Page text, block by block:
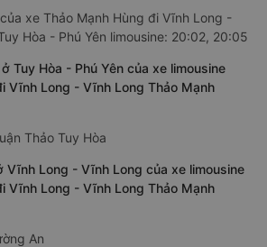
xe Thảo Mạnh Hùng đi Vĩnh Long -
Hòa - Phú Yên limousine: 20:02, 20:05
Tuy Hòa - Phú Yên của xe limousine
Vĩnh Long - Vĩnh Long Thảo Mạnh
Thảo Tuy Hòa
Vĩnh Long - Vĩnh Long của xe limousine
Vĩnh Long - Vĩnh Long Thảo Mạnh
An